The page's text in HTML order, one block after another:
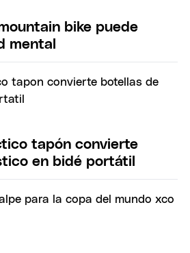
bike puede
mental
tapón convierte
en bidé portátil